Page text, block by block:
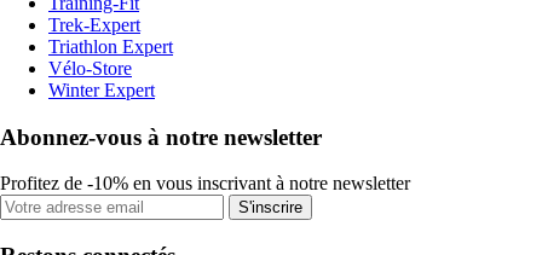
Trek-Expert
Triathlon Expert
Vélo-Store
Winter Expert
Abonnez-vous à notre newsletter
Profitez de -10% en vous inscrivant à notre newsletter
S'inscrire